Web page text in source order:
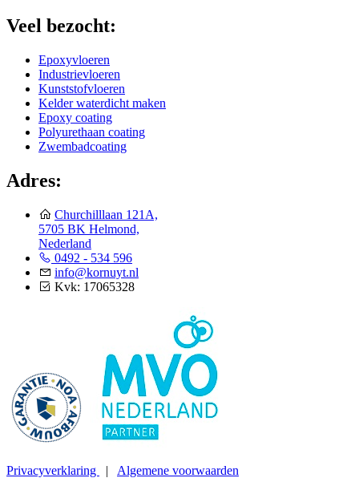
Veel bezocht:
Epoxyvloeren
Industrievloeren
Kunststofvloeren
Kelder waterdicht maken
Epoxy coating
Polyurethaan coating
Zwembadcoating
Adres:
Churchilllaan 121A,
5705 BK Helmond,
Nederland
0492 - 534 596
info@kornuyt.nl
Kvk: 17065328
Privacyverklaring | Algemene voorwaarden